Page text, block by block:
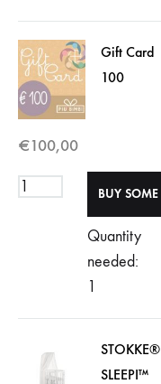
Gift Card
100
€100,00
Quantity
needed:
1
STOKKE®
SLEEPI™